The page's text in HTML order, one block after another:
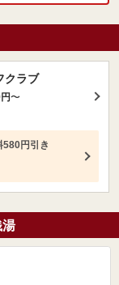
クラブ
〜
580円引き
湯